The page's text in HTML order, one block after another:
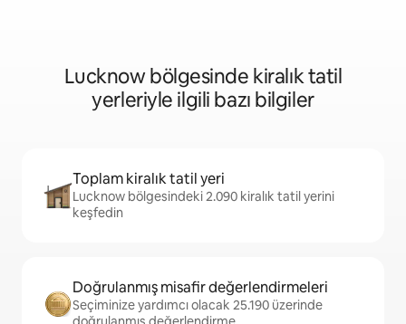
Lucknow bölgesinde kiralık tatil
yerleriyle ilgili bazı bilgiler
Toplam kiralık tatil yeri
Lucknow bölgesindeki 2.090 kiralık tatil yerini
keşfedin
Doğrulanmış misafir değerlendirmeleri
Seçiminize yardımcı olacak 25.190 üzerinde